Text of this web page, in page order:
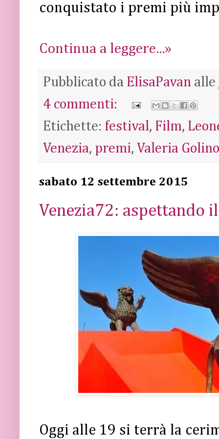
conquistato i premi più
Continua a leggere...»
Pubblicato da ElisaPavan alle
4 commenti:
Etichette: festival, Film,
Venezia, premi, Valeria Golino
sabato 12 settembre 2015
Venezia72: aspettando
Oggi alle 19 si terrà la